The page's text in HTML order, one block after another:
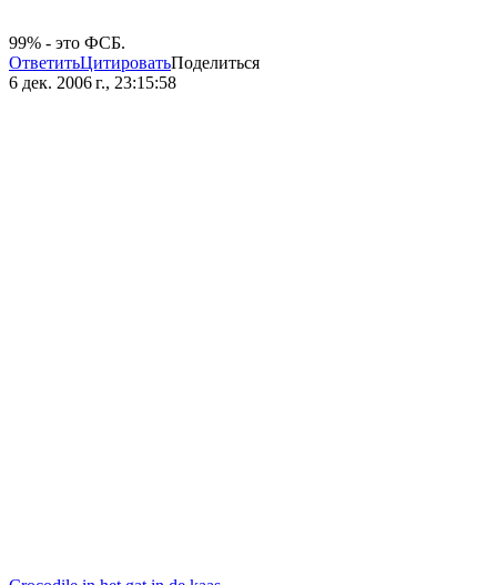
99% - это ФСБ.
ОтветитьЦитироватьПоделиться
6 дек. 2006 г., 23:15:58